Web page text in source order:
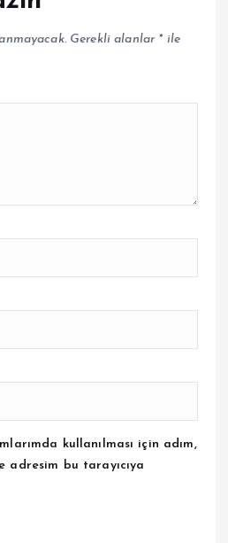
Gerekli alanlar *ile
kullanılması için adım,
adresim bu tarayıcıya